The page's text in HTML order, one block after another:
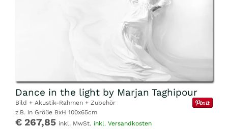
Dance in the light by Marjan Taghipour
Bild + Akustik-Rahmen + Zubehör
z.B. in Größe BxH 100x65cm
€ 267,85 inkl. MwSt. inkl. Versandkosten